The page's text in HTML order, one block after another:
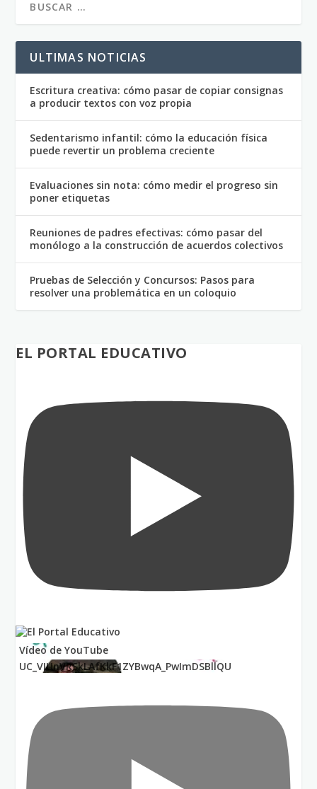
ULTIMAS NOTICIAS
Escritura creativa: cómo pasar de copiar consignas
a producir textos con voz propia
Sedentarismo infantil: cómo la educación física
puede revertir un problema creciente
Evaluaciones sin nota: cómo medir el progreso sin
poner etiquetas
Reuniones de padres efectivas: cómo pasar del
monólogo a la construcción de acuerdos colectivos
Pruebas de Selección y Concursos: Pasos para
resolver una problemática en un coloquio
EL PORTAL EDUCATIVO
Vídeo de YouTube
UC_VIUnVRSkLAfKkF1ZYBwqA_PwImDSBllQU